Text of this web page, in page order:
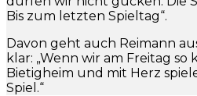
Bis zum letzten Spieltag“.
Davon geht auch Reimann
klar: „Wenn wir am Freitag
Bietigheim und mit Herz
Spiel.“